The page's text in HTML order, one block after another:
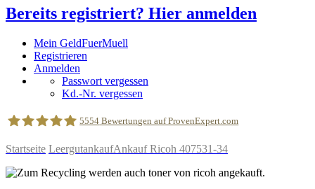
Bereits registriert? Hier anmelden
Mein GeldFuerMuell
Registrieren
Anmelden
Passwort vergessen
Kd.-Nr. vergessen
5554 Bewertungen auf ProvenExpert.com
Startseite LeergutankaufAnkauf Ricoh 407531-34